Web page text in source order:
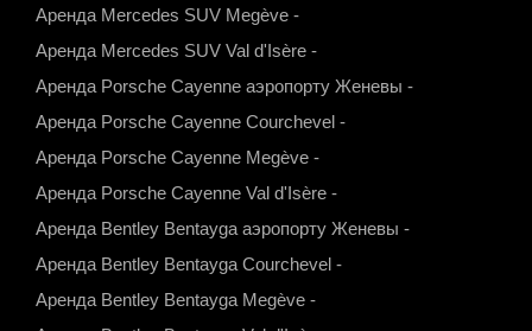
m
Аренда Mercedes SUV Megève -
Аренда Mercedes SUV Val d'Isère -
Аренда Porsche Cayenne аэропорту Женевы -
Аренда Porsche Cayenne Courchevel -
Аренда Porsche Cayenne Megève -
Аренда Porsche Cayenne Val d'Isère -
Аренда Bentley Bentayga аэропорту Женевы -
Аренда Bentley Bentayga Courchevel -
Аренда Bentley Bentayga Megève -